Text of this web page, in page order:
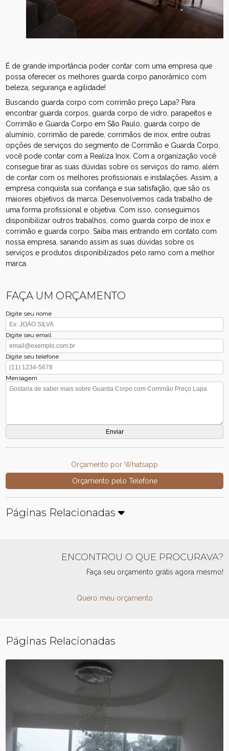
É de grande importância poder contar com uma empresa que
possa oferecer os melhores guarda corpo panorâmico com
beleza, segurança e agilidade!
Buscando guarda corpo com corrimão preço Lapa? Para
encontrar guarda corpos, guarda corpo de vidro, parapeitos e
Corrimão e Guarda Corpo em São Paulo, guarda corpo de
alumínio, corrimão de parede, corrimãos de inox, entre outras
opções de serviços do segmento de Corrimão e Guarda Corpo,
você pode contar com a Realiza Inox. Com a organização você
consegue tirar as suas dúvidas sobre os serviços do ramo, além
de contar com os melhores profissionais e instalações. Assim, a
empresa conquista sua confiança e sua satisfação, que são os
maiores objetivos da marca. Desenvolvemos cada trabalho de
uma forma profissional e objetiva. Com isso, conseguimos
disponibilizar outros trabalhos, como guarda corpo de inox e
corrimão e guarda corpo. Saiba mais entrando em contato com
nossa empresa, sanando assim as suas dúvidas sobre os
serviços e produtos disponibilizados pelo ramo com a melhor
marca.
FAÇA UM ORÇAMENTO
Digite seu nome
Digite seu email
Digite seu telefone
Mensagem
Orçamento por Whatsapp
Orçamento pelo Telefone
Páginas Relacionadas
ENCONTROU O QUE PROCURAVA?
Faça seu orçamento grátis agora mesmo!
Quero meu orçamento
Páginas Relacionadas